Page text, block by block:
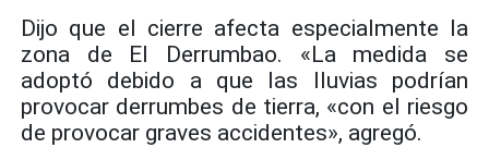
Dijo que el cierre afecta especialmente la
zona de El Derrumbao. «La medida se
adoptó debido a que las lluvias podrían
provocar derrumbes de tierra, «con el riesgo
de provocar graves accidentes», agregó.